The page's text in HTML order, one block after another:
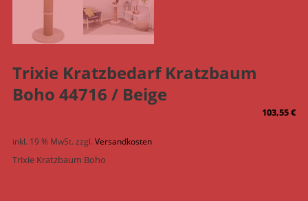
Trixie Kratzbedarf Kratzbaum
Boho 44716 / Beige
103,55€
inkl. 19 % MwSt.zzgl.Versandkosten
Trixie Kratzbaum Boho